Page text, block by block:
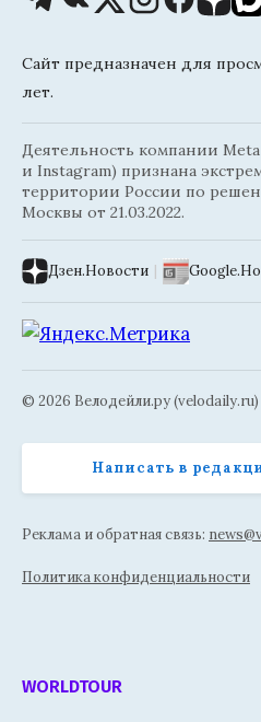
Сайт предназначен для
лет.
Деятельность компании
и Instagram) признана
территории России по
Москвы от 21.03.2022.
Дзен.Новости |
© 2026 Велодейли.ру (velodaily.ru)
Написать в
Реклама и обратная связь:
Политика конфиденциальности
WORLDTOUR